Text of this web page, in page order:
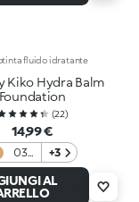
fluido idratante
Kiko Hydra Balm
Foundation
(22)
14,99 €
03
Sand
+3
AL